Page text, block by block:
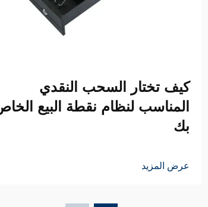
كيف تختار السحب النقدي
المناسب لنظام نقطة البيع
بك
عرض المزيد